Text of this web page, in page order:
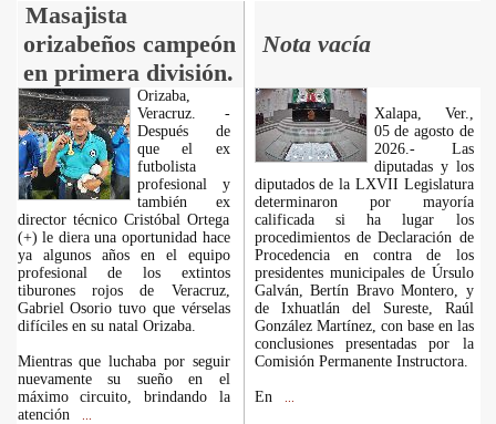
Masajista
orizabeños campeón
en primera división.
Nota vacía
Orizaba,
Veracruz. -
Después de
que el ex
futbolista
profesional y
también ex
director técnico Cristóbal Ortega
(+) le diera una oportunidad hace
ya algunos años en el equipo
profesional de los extintos
tiburones rojos de Veracruz,
Gabriel Osorio tuvo que vérselas
difíciles en su natal Orizaba.
Mientras que luchaba por seguir
nuevamente su sueño en el
máximo circuito, brindando la
atención
Xalapa, Ver.,
05 de agosto de
2026.- Las
diputadas y los
diputados de la LXVII Legislatura
determinaron por mayoría
calificada si ha lugar los
procedimientos de Declaración de
Procedencia en contra de los
presidentes municipales de Úrsulo
Galván, Bertín Bravo Montero, y
de Ixhuatlán del Sureste, Raúl
González Martínez, con base en las
conclusiones presentadas por la
Comisión Permanente Instructora.
En